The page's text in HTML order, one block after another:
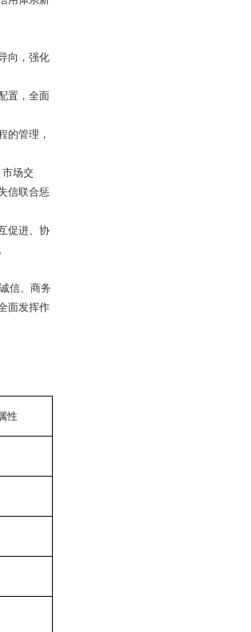
力。
整，世界进入大发展大变革大调整的
逐渐凸显。积极抓住发展机遇，有利
高效聚集，推动我市在更大格局中谋
信用体系建设的关键时期。我市要顺
信用体系建设，发挥信用推动全市产
度准则，打造立体化全方位社会治理
破的重点就是要贯彻新发展理念，瞄
合拳、重点领域信用建设组合拳、信用
势，推动盘锦高质量发展走在全省前
，以推进政务诚信、商务诚信、社会诚
宗旨，以提高全社会信用水平和诚信
源配置效率、降低制度性交易成本、
结合盘锦实际，坚持问题导向，强化
设。
、共享、公开和应用全过程的管理，